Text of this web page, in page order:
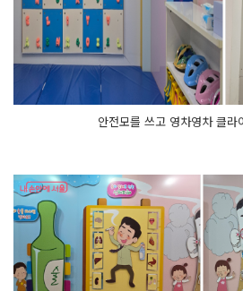
안전모를 쓰고 영차영차 클